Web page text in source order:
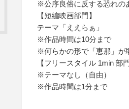
※公序良俗に反する恐れの
【短編映画部門】
テーマ「ええらぁ」
※作品時間は10分まで
※何らかの形で「恵那」が
【フリースタイル 1min 部門
※テーマなし（自由）
※作品時間は1分まで